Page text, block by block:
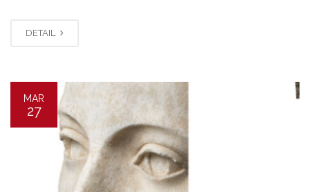
DETAIL
MAR
27